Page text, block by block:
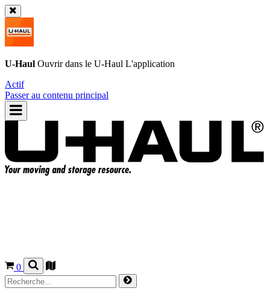
U-Haul Ouvrir dans le U-Haul L'application
Actif
Passer au contenu principal
0